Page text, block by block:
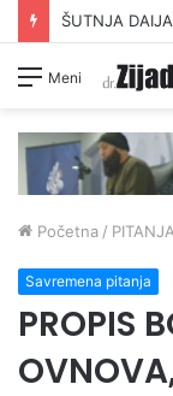
ŠUTNJA
Meni
Početna /
Savremena pitanja
PROPIS